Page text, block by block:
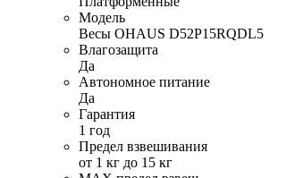
Модель
Весы OHAUS D52P15RQDL5
Влагозащита
Да
Автономное питание
Да
Гарантия
1 год
Предел взвешивания
от 1 кг до 15 кг